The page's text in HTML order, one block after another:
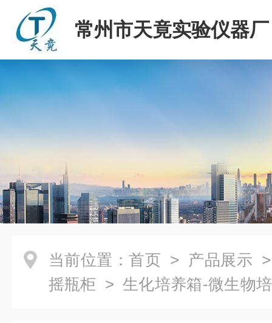
常州市天竟实验仪器厂
当前位置： 首页 > 产品展示
摇瓶柜 > 生化培养箱-微生物